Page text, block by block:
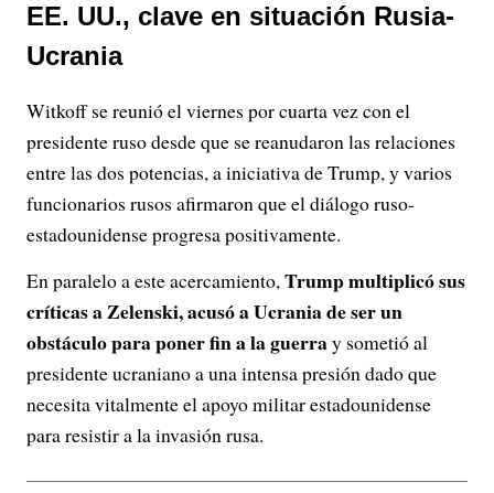
EE. UU., clave en situación Rusia-
Ucrania
Witkoff se reunió el viernes por cuarta vez con el
presidente ruso desde que se reanudaron las relaciones
entre las dos potencias, a iniciativa de Trump, y varios
funcionarios rusos afirmaron que el diálogo ruso-
estadounidense progresa positivamente.
En paralelo a este acercamiento,Trump multiplicó sus
críticas a Zelenski, acusó a Ucrania de ser un
obstáculo para poner fin a la guerray sometió al
presidente ucraniano a una intensa presión dado que
necesita vitalmente el apoyo militar estadounidense
para resistir a la invasión rusa.